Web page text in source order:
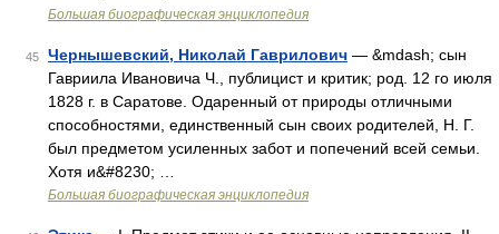
Большая биографическая энциклопедия
45 Чернышевский, Николай Гаврилович — &mdash; сын
Гавриила Ивановича Ч., публицист и критик; род. 12 го июля
1828 г. в Саратове. Одаренный от природы отличными
способностями, единственный сын своих родителей, Н. Г.
был предметом усиленных забот и попечений всей семьи.
Хотя и&#8230; …
Большая биографическая энциклопедия